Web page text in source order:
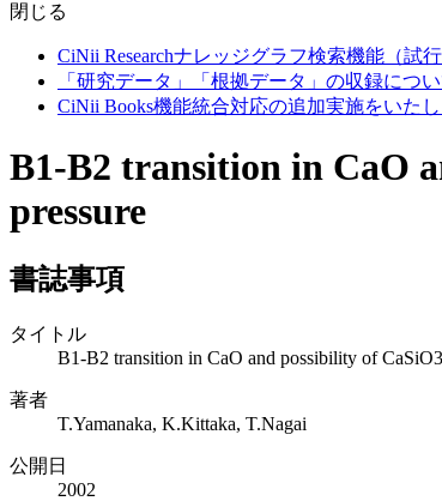
閉じる
CiNii Researchナレッジグラフ検索機能（試
「研究データ」「根拠データ」の収録につ
CiNii Books機能統合対応の追加実施をいた
B1-B2 transition in CaO
pressure
書誌事項
タイトル
B1-B2 transition in CaO and possibility of
著者
T.Yamanaka, K.Kittaka, T.Nagai
公開日
2002